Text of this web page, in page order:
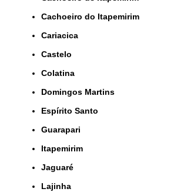
Cachoeiro do Itapemirim
Cariacica
Castelo
Colatina
Domingos Martins
Espírito Santo
Guarapari
Itapemirim
Jaguaré
Lajinha